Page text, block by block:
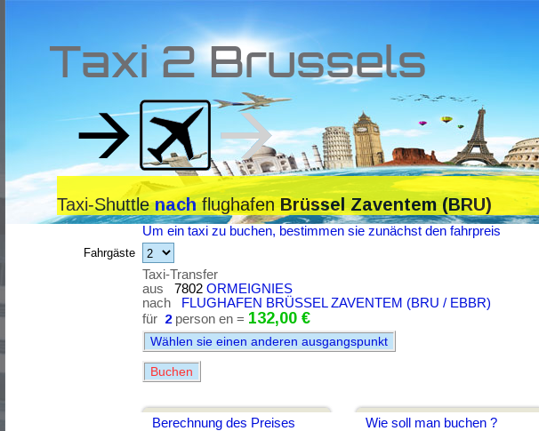
Taxi 2 Brussels
Taxi-Shuttlenachflughafen Brüssel Zaventem (BRU)
Um ein taxi zu buchen, bestimmen sie zunächst den fahrpreis
Fahrgäste
Taxi-Transfer
aus 7802 ORMEIGNIES
nach
FLUGHAFEN BRÜSSEL ZAVENTEM (BRU / EBBR)
für 2 person en = 132,00 €
Berechnung des Preises Wie soll man buchen ?